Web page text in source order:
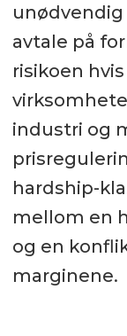
avtale på
risikoen
industri og
hardship-
mellom en
og en
marginene.